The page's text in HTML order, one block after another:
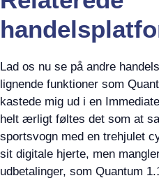
Lad os nu se på andre
lignende funktioner som
kastede mig ud i en
helt ærligt føltes det som at
sportsvogn med en trehjulet
sit digitale hjerte, men
udbetalinger, som Quantum